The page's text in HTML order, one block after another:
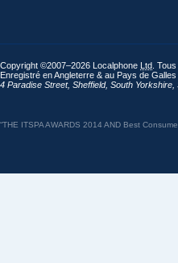
Copyright ©2007–2026 Localphone Ltd .
Enregistré en Angleterre & au Pays de
4 Paradise Street, Sheffield, South Yorkshire
“THE ITSPA AWARDS 2014 AND Best